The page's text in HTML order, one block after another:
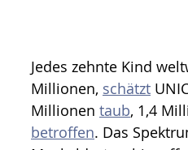
Jedes zehnte Kind
Millionen, schätzt
Millionen taub, 1,4
betroffen. Das